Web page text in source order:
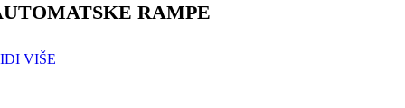
RAMPE
VIŠE